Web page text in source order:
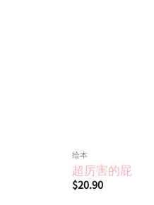
绘本
超厉害的屁
$20.90